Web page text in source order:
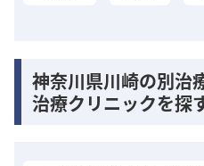
神奈川県川崎の別治
治療クリニックを探